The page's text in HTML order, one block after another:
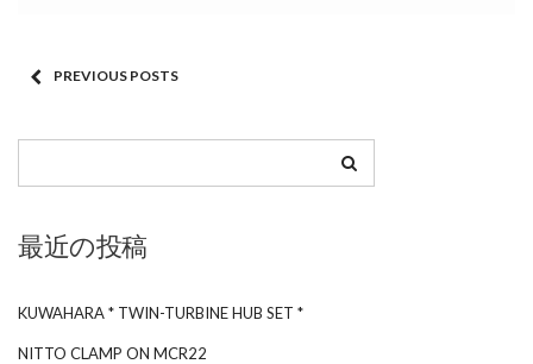
PREVIOUS POSTS
最近の投稿
KUWAHARA * TWIN-TURBINE HUB SET *
NITTO CLAMP ON MCR22